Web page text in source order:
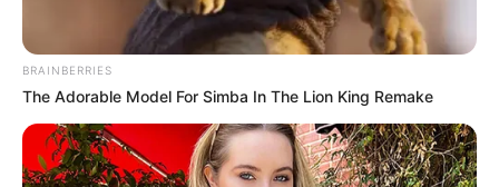
BRAINBERRIES
The Adorable Model For Simba In The Lion King Remake